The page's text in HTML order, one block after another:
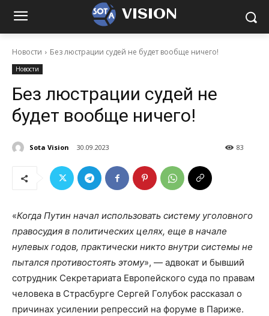
VISION
Новости Без люстрации судей не будет вообще ничего!
Новости
Без люстрации судей не
будет вообще ничего!
Sota Vision 30.09.2023 83
«Когда Путин начал использовать систему уголовного
правосудия в политических целях, еще в начале
нулевых годов, практически никто внутри системы не
пытался противостоять этому», — адвокат и бывший
сотрудник Секретариата Европейского суда по правам
человека в Страсбурге Сергей Голубок рассказал о
причинах усилении репрессий на форуме в Париже.